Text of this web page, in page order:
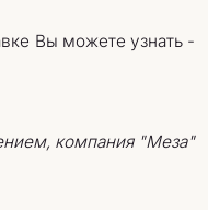
Вы можете узнать -
компания "Меза"